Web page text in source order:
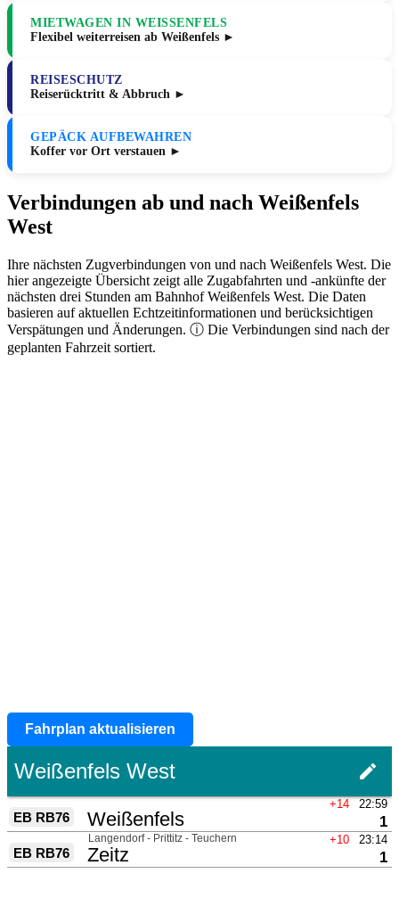
MIETWAGEN IN WEISSENFELS
Flexibel weiterreisen ab Weißenfels ►
REISESCHUTZ
Reiserücktritt & Abbruch ►
GEPÄCK AUFBEWAHREN
Koffer vor Ort verstauen ►
Verbindungen ab und nach Weißenfels
West
Ihre nächsten Zugverbindungen von und nach Weißenfels West. Die
hier angezeigte Übersicht zeigt alle Zugabfahrten und -ankünfte der
nächsten drei Stunden am Bahnhof Weißenfels West. Die Daten
basieren auf aktuellen Echtzeitinformationen und berücksichtigen
Verspätungen und Änderungen. ⓘ Die Verbindungen sind nach der
geplanten Fahrzeit sortiert.
Fahrplan aktualisieren